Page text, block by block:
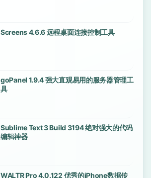
Screens 4.6.6 远程桌面连接控制工具
goPanel 1.9.4 强大直观易用的服务器管理工
具
Sublime Text 3 Build 3194 绝对强大的代码
编辑神器
WALTR Pro 4.0.122 优秀的iPhone数据传